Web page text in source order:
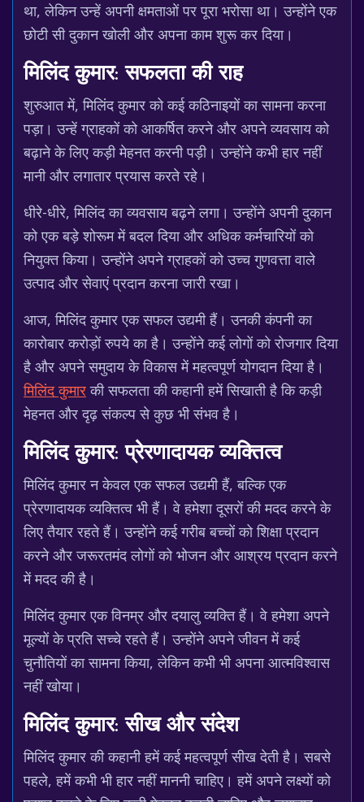
था, लेकिन उन्हें अपनी क्षमताओं पर पूरा भरोसा था। उन्होंने एक
छोटी सी दुकान खोली और अपना काम शुरू कर दिया।
मिलिंद कुमार: सफलता की राह
शुरुआत में, मिलिंद कुमार को कई कठिनाइयों का सामना करना
पड़ा। उन्हें ग्राहकों को आकर्षित करने और अपने व्यवसाय को
बढ़ाने के लिए कड़ी मेहनत करनी पड़ी। उन्होंने कभी हार नहीं
मानी और लगातार प्रयास करते रहे।
धीरे-धीरे, मिलिंद का व्यवसाय बढ़ने लगा। उन्होंने अपनी दुकान
को एक बड़े शोरूम में बदल दिया और अधिक कर्मचारियों को
नियुक्त किया। उन्होंने अपने ग्राहकों को उच्च गुणवत्ता वाले
उत्पाद और सेवाएं प्रदान करना जारी रखा।
आज, मिलिंद कुमार एक सफल उद्यमी हैं। उनकी कंपनी का
कारोबार करोड़ों रुपये का है। उन्होंने कई लोगों को रोजगार दिया
है और अपने समुदाय के विकास में महत्वपूर्ण योगदान दिया है।
मिलिंद कुमारकी सफलता की कहानी हमें सिखाती है कि कड़ी
मेहनत और दृढ़ संकल्प से कुछ भी संभव है।
मिलिंद कुमार: प्रेरणादायक व्यक्तित्व
मिलिंद कुमार न केवल एक सफल उद्यमी हैं, बल्कि एक
प्रेरणादायक व्यक्तित्व भी हैं। वे हमेशा दूसरों की मदद करने के
लिए तैयार रहते हैं। उन्होंने कई गरीब बच्चों को शिक्षा प्रदान
करने और जरूरतमंद लोगों को भोजन और आश्रय प्रदान करने
में मदद की है।
मिलिंद कुमार एक विनम्र और दयालु व्यक्ति हैं। वे हमेशा अपने
मूल्यों के प्रति सच्चे रहते हैं। उन्होंने अपने जीवन में कई
चुनौतियों का सामना किया, लेकिन कभी भी अपना आत्मविश्वास
नहीं खोया।
मिलिंद कुमार: सीख और संदेश
मिलिंद कुमार की कहानी हमें कई महत्वपूर्ण सीख देती है। सबसे
पहले, हमें कभी भी हार नहीं माननी चाहिए। हमें अपने लक्ष्यों को